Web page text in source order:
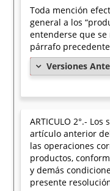
Toda mención
general a los
entenderse que
párrafo
Versiones
ARTICULO 2°.-
artículo anterior
las operaciones
productos,
y demás
presente